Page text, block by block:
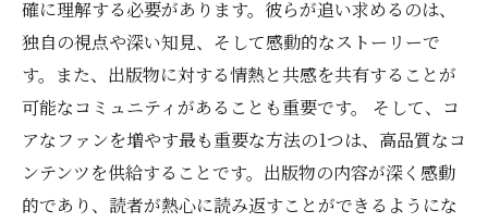
確に理解する必要があります。彼らが追い求めるのは、
独自の視点や深い知見、そして感動的なストーリーで
す。また、出版物に対する情熱と共感を共有することが
可能なコミュニティがあることも重要です。 そして、コ
アなファンを増やす最も重要な方法の1つは、高品質なコ
ンテンツを供給することです。出版物の内容が深く感動
的であり、読者が熱心に読み返すことができるようにな